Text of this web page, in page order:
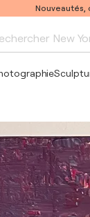
Nouveautés,
New
Pablo